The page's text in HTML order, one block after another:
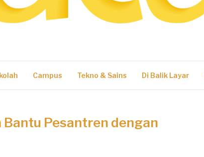
Campus Tekno & Sains Di Balik Layar
Pesantren dengan